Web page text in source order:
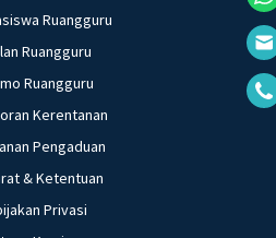
Ruangguru
Ruangguru
Ruangguru
Kerentanan
Pengaduan
& Ketentuan
Privasi